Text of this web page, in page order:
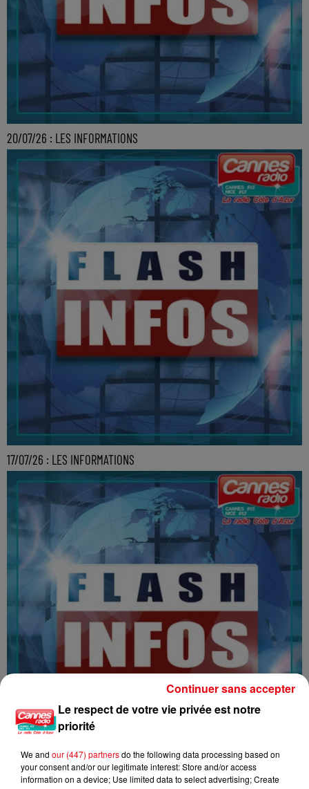
20/07/26 : LES INFORMATIONS
17/07/26 : LES INFORMATIONS
16/07/26 : LES INFORMATIONS
Le respect de votre vie privée est notre
priorité
We and our (447) partnersdo the following data processing based on
your consent and/or our legitimate interest: Store and/or access
information on a device; Use limited data to select advertising; Create
Continuer sans accepter